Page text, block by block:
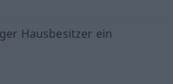
Hausbesitzer ein